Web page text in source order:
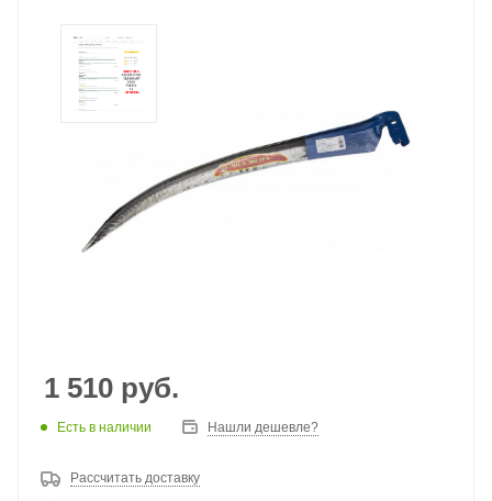
1 510 руб.
Есть в наличии Нашли дешевле?
Рассчитать доставку